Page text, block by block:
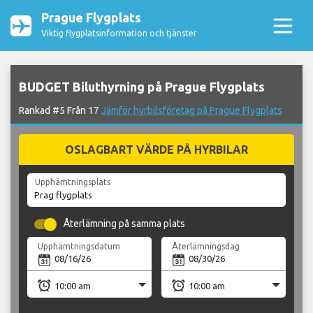
Prague Flygplats
Viktig flygplatsinformation och tjänster
BUDGET Biluthyrning på Prague Flygplats
Rankad #5 Från 17 Jämför hyrbilsföretag på Prague Flygplats
OSLAGBART VÄRDE PÅ HYRBILAR
Upphämtningsplats
Återlämning på samma plats
Upphämtningsdatum Återlämningsdag